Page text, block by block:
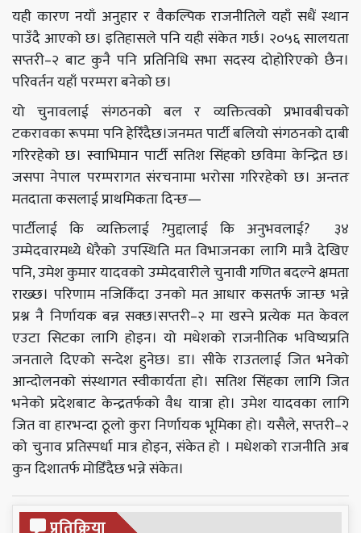
यही कारण नयाँ अनुहार र वैकल्पिक राजनीतिले यहाँ सधैं स्थान
पाउँदै आएको छ। इतिहासले पनि यही संकेत गर्छ। २०५६ सालयता
सप्तरी–२ बाट कुनै पनि प्रतिनिधि सभा सदस्य दोहोरिएको छैन।
परिवर्तन यहाँ परम्परा बनेको छ।
यो चुनावलाई संगठनको बल र व्यक्तित्वको प्रभावबीचको
टकरावका रूपमा पनि हेरिँदैछ।जनमत पार्टी बलियो संगठनको दाबी
गरिरहेको छ। स्वाभिमान पार्टी सतिश सिंहको छविमा केन्द्रित छ।
जसपा नेपाल परम्परागत संरचनामा भरोसा गरिरहेको छ। अन्ततः
मतदाता कसलाई प्राथमिकता दिन्छ—
पार्टीलाई कि व्यक्तिलाई ?मुद्दालाई कि अनुभवलाई? ३४
उम्मेदवारमध्ये धेरैको उपस्थिति मत विभाजनका लागि मात्रै देखिए
पनि, उमेश कुमार यादवको उम्मेदवारीले चुनावी गणित बदल्ने क्षमता
राख्छ। परिणाम नजिकिँदा उनको मत आधार कसतर्फ जान्छ भन्ने
प्रश्न नै निर्णायक बन्न सक्छ।सप्तरी–२ मा खस्ने प्रत्येक मत केवल
एउटा सिटका लागि होइन। यो मधेशको राजनीतिक भविष्यप्रति
जनताले दिएको सन्देश हुनेछ। डा। सीके राउतलाई जित भनेको
आन्दोलनको संस्थागत स्वीकार्यता हो। सतिश सिंहका लागि जित
भनेको प्रदेशबाट केन्द्रतर्फको वैध यात्रा हो। उमेश यादवका लागि
जित वा हारभन्दा ठूलो कुरा निर्णायक भूमिका हो। यसैले, सप्तरी–२
को चुनाव प्रतिस्पर्धा मात्र होइन, संकेत हो । मधेशको राजनीति अब
कुन दिशातर्फ मोडिँदैछ भन्ने संकेत।